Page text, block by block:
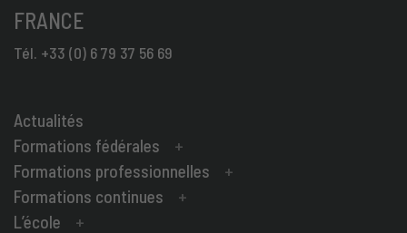
FRANCE
Tél. +33 (0) 6 79 37 56 69
Actualités
Formations fédérales
Formations professionnelles
Formations continues
L’école